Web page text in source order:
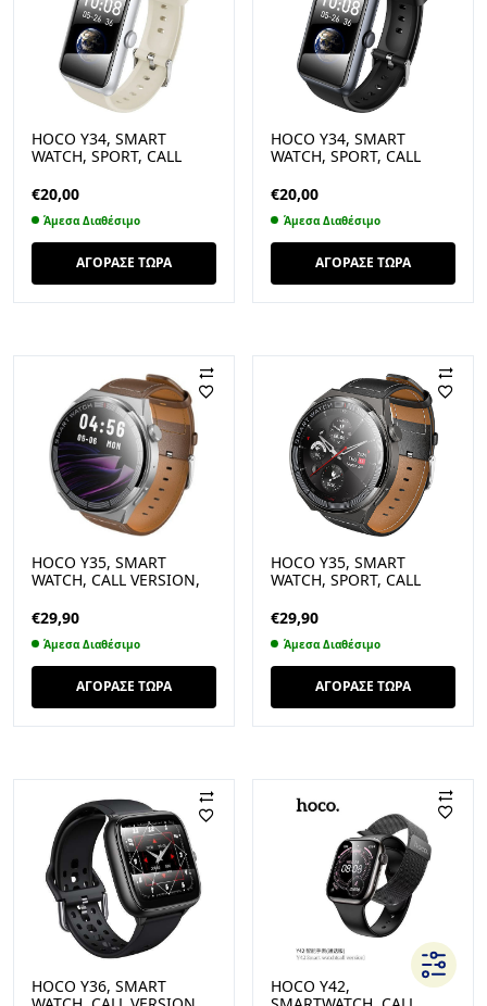
HOCO Y34, SMART
WATCH, SPORT, CALL
€20,00
Άμεσα Διαθέσιμο
ΑΓΟΡΑΣΕ ΤΩΡΑ
HOCO Y34, SMART
WATCH, SPORT, CALL
€20,00
Άμεσα Διαθέσιμο
ΑΓΟΡΑΣΕ ΤΩΡΑ
HOCO Y35, SMART
WATCH, CALL VERSION,
€29,90
Άμεσα Διαθέσιμο
ΑΓΟΡΑΣΕ ΤΩΡΑ
HOCO Y35, SMART
WATCH, SPORT, CALL
€29,90
Άμεσα Διαθέσιμο
ΑΓΟΡΑΣΕ ΤΩΡΑ
HOCO Y36, SMART
HOCO Y42,